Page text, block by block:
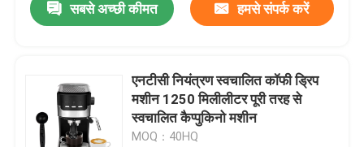
सबसे अच्छी कीमत हमसे संपर्क करें
एनटीसी नियंत्रण स्वचालित कॉफी ड्रिप
मशीन 1250 मिलीलीटर पूरी तरह से
स्वचालित कैप्पुकिनो मशीन
MOQ：40HQ